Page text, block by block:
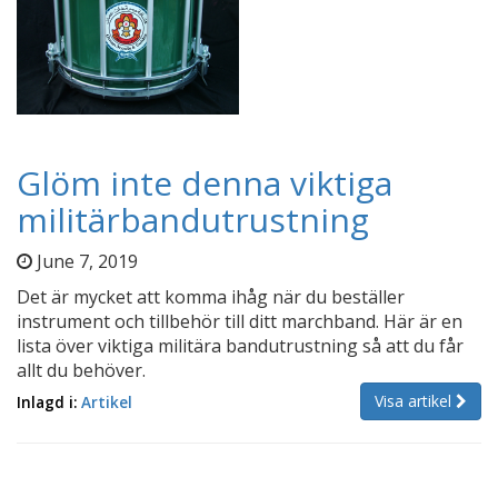
Glöm inte denna viktiga
militärbandutrustning
June 7, 2019
Det är mycket att komma ihåg när du beställer
instrument och tillbehör till ditt marchband. Här är en
lista över viktiga militära bandutrustning så att du får
allt du behöver.
Visa artikel
Inlagd i: Artikel